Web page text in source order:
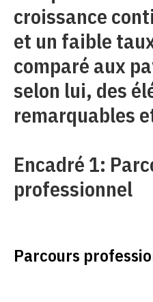
croissance
et un faible
comparé aux
selon lui, des
remarquables
Encadré 1:
professionnel
Parcours